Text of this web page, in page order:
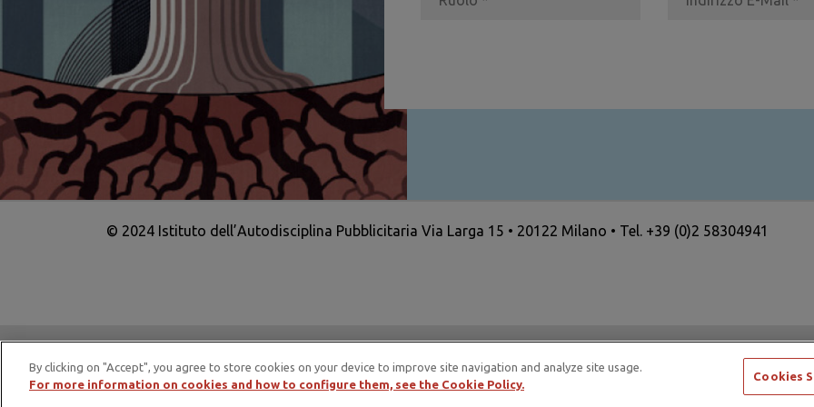
© 2024 Istituto dell’Autodisciplina Pubblicitaria Via Larga 15 • 20122 Milano • Tel. +39 (0)2 58304941
IAP è membro di EASA – European Advertising Standards Alliance e di ICAS – International Council
By clicking on "Accept", you agree to store cookies on your device to improve site navigation and analyze site usage.
For more information on cookies and how to configure them, see the Cookie Policy.
Cookies